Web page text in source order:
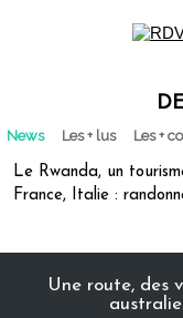
News Les + lus Les +
Le Rwanda, un
France, Italie :
Une route, des